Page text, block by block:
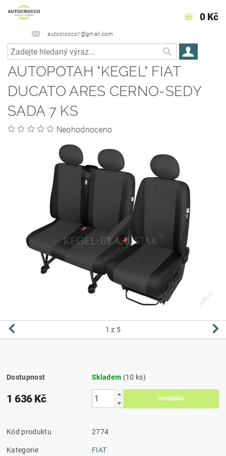
autocrocco1@gmail.com
0 Kč
AUTOPOTAH "KEGEL" FIAT
DUCATO ARES CERNO-SEDY
SADA 7 KS
Neohodnoceno
1 z 5
Dostupnost Skladem (10 ks)
1 636 Kč
Kód produktu 2774
Kategorie FIAT